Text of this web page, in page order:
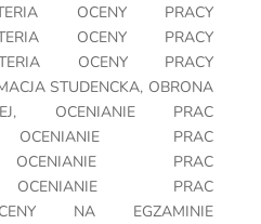
OCENY PRACY
OCENY PRACY
OCENY PRACY
STUDENCKA, OBRONA
,
OCENIANIE PRAC
OCENIANIE PRAC
OCENIANIE PRAC
OCENIANIE PRAC
NA EGZAMINIE